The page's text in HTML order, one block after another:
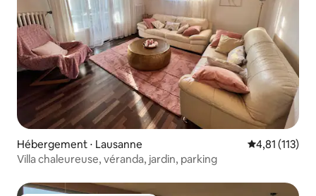
Hébergement ⋅ Lausanne Évaluation
4,81 (113)
Villa chaleureuse, véranda, jardin, parking